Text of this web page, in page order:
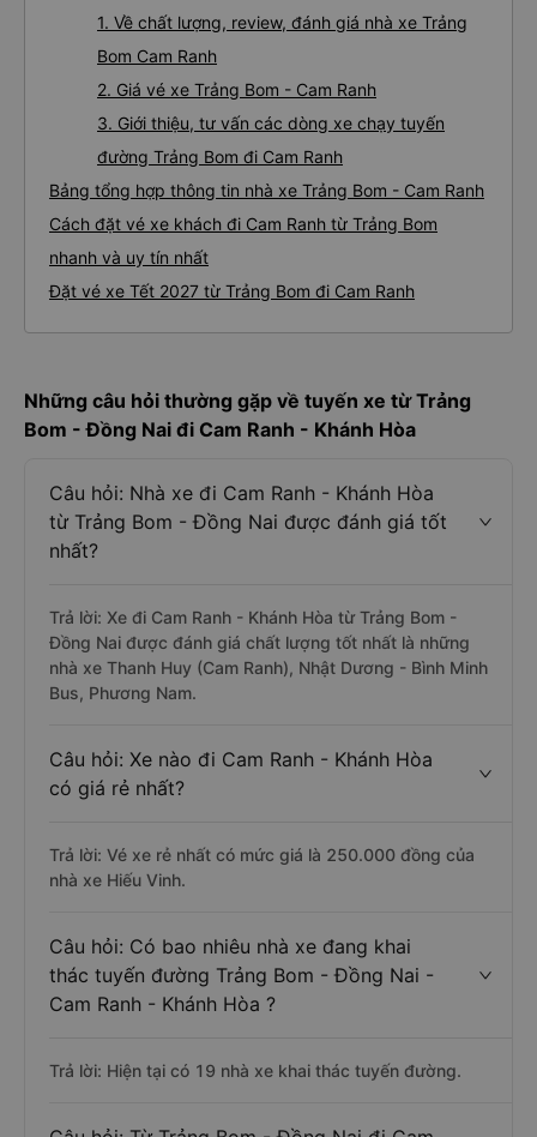
1. Về chất lượng, review, đánh giá nhà xe Trảng
Bom Cam Ranh
2. Giá vé xe Trảng Bom - Cam Ranh
3. Giới thiệu, tư vấn các dòng xe chạy tuyến
đường Trảng Bom đi Cam Ranh
Bảng tổng hợp thông tin nhà xe Trảng Bom - Cam Ranh
Cách đặt vé xe khách đi Cam Ranh từ Trảng Bom
nhanh và uy tín nhất
Đặt vé xe Tết 2027 từ Trảng Bom đi Cam Ranh
Những câu hỏi thường gặp về tuyến xe từ Trảng
Bom - Đồng Nai đi Cam Ranh - Khánh Hòa
Câu hỏi: Nhà xe đi Cam Ranh - Khánh Hòa
từ Trảng Bom - Đồng Nai được đánh giá tốt
nhất?
Trả lời: Xe đi Cam Ranh - Khánh Hòa từ Trảng Bom -
Đồng Nai được đánh giá chất lượng tốt nhất là những
nhà xe Thanh Huy (Cam Ranh), Nhật Dương - Bình Minh
Bus, Phương Nam.
Câu hỏi: Xe nào đi Cam Ranh - Khánh Hòa
có giá rẻ nhất?
Trả lời: Vé xe rẻ nhất có mức giá là 250.000 đồng của
nhà xe Hiếu Vinh.
Câu hỏi: Có bao nhiêu nhà xe đang khai
thác tuyến đường Trảng Bom - Đồng Nai -
Cam Ranh - Khánh Hòa ?
Trả lời: Hiện tại có 19 nhà xe khai thác tuyến đường.